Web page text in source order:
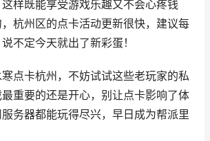
样既能享受游戏乐趣又不会心疼钱
杭州区的点卡活动更新很快，建议每
不定今天就出了新彩蛋！
点卡杭州，不妨试试这些老玩家的私
重要的还是开心，别让点卡影响了体
务器都能玩得尽兴，早日成为帮派里